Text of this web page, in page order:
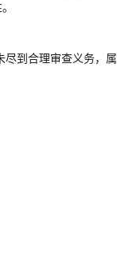
尽到合理审查义务，